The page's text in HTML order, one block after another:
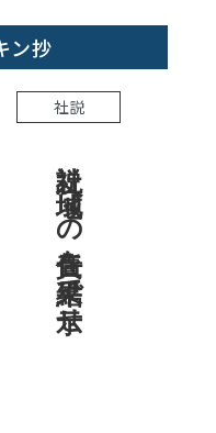
ン抄
社説
社説 地域への責任を結果で示せ